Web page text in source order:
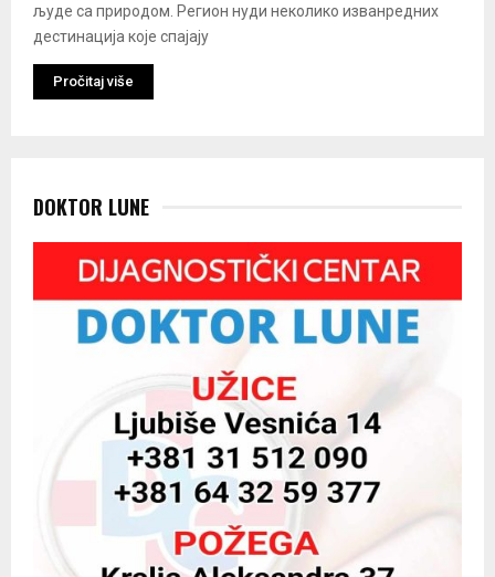
људе са природом. Регион нуди неколико изванредних
дестинација које спајају
Pročitaj više
DOKTOR LUNE